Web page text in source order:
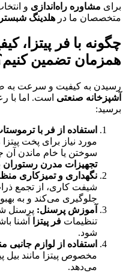
برای مشاوره راه‌اندازی و
متخصصان ما در هلدینگ
چگونه با فر پیتزا،
همزمان تضمین
رسیدن به کیفیت و سرعت به
آشپزخانه صنعتی است. اما با
برسید:
استفاده از فر با
مورد نیاز برای پخت
سوختن یا خام ماندن آن
تجهیزات مدرن رستوران
نگهداری و تمیزکاری
شیفت کاری، از تجمع
جلوگیری می‌کند و به
آموزش پرسنل: پرسنل
تنظیمات فر پیتزا
آشنا
شود.
استفاده از لوازم جانبی
مخصوص پیتزا مانند بیل
می‌دهد.